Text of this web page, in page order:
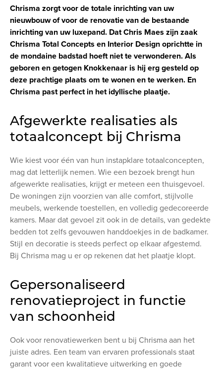
Chrisma zorgt voor de totale inrichting van uw
nieuwbouw of voor de renovatie van de bestaande
inrichting van uw luxepand. Dat Chris Maes zijn zaak
Chrisma Total Concepts en Interior Design oprichtte in
de mondaine badstad hoeft niet te verwonderen. Als
geboren en getogen Knokkenaar is hij erg gesteld op
deze prachtige plaats om te wonen en te werken. En
Chrisma past perfect in het idyllische plaatje.
Afgewerkte realisaties als
totaalconcept bij Chrisma
Wie kiest voor één van hun instapklare totaalconcepten,
mag dat letterlijk nemen. Wie een bezoek brengt hun
afgewerkte realisaties, krijgt er meteen een thuisgevoel.
De woningen zijn voorzien van alle comfort, stijlvolle
meubels, werkende toestellen, en volledig gedecoreerde
kamers. Maar dat gevoel zit ook in de details, van gedekte
bedden tot zelfs gevouwen handdoekjes in de badkamer.
Stijl en decoratie is steeds perfect op elkaar afgestemd.
Bij Chrisma mag u er op rekenen dat het plaatje klopt.
Gepersonaliseerd
renovatieproject in functie
van schoonheid
Ook voor renovatiewerken bent u bij Chrisma aan het
juiste adres. Een team van ervaren professionals staat
garant voor een kwalitatieve uitwerking en goede